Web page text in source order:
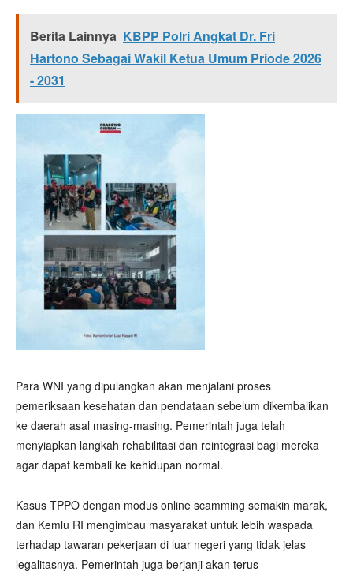
Berita Lainnya KBPP Polri Angkat Dr. Fri
Hartono Sebagai Wakil Ketua Umum Priode 2026
- 2031
Para WNI yang dipulangkan akan menjalani proses
pemeriksaan kesehatan dan pendataan sebelum dikembalikan
ke daerah asal masing-masing. Pemerintah juga telah
menyiapkan langkah rehabilitasi dan reintegrasi bagi mereka
agar dapat kembali ke kehidupan normal.
Kasus TPPO dengan modus online scamming semakin marak,
dan Kemlu RI mengimbau masyarakat untuk lebih waspada
terhadap tawaran pekerjaan di luar negeri yang tidak jelas
legalitasnya. Pemerintah juga berjanji akan terus